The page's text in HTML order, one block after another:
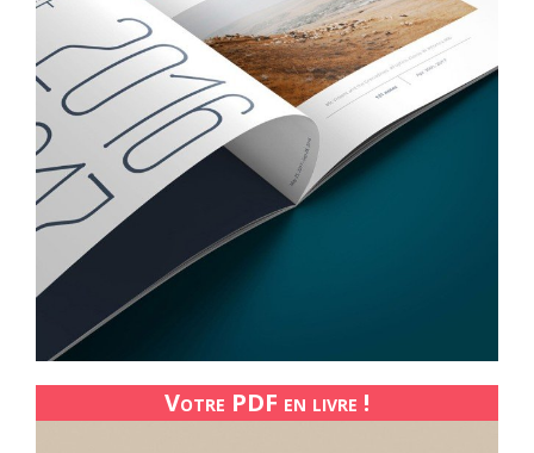
Votre PDF en livre !